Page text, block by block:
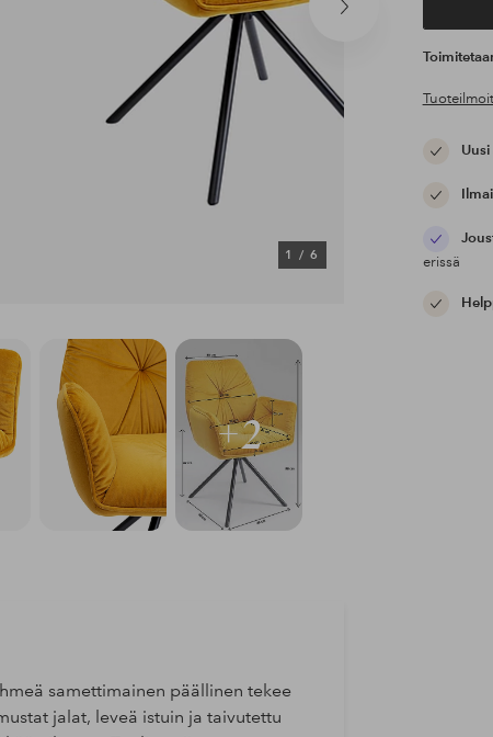
Seuraava
1/ 6
Uusi
erissä
+2
samettimainen päällinen tekee
jalat, leveä istuin ja taivutettu